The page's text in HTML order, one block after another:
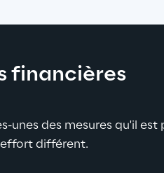
Prebuilt AI Apps
financières
des mesures qu'il est
différent.